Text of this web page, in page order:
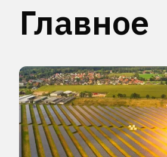
Главное